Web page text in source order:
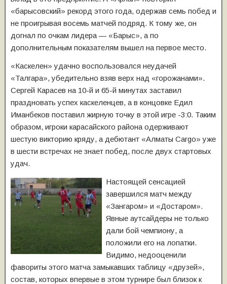
«барысовский» рекорд этого года, одержав семь побед и
не проигрывая восемь матчей подряд. К тому же, он
догнал по очкам лидера — «Барыс», а по
дополнительным показателям вышел на первое место.
«Каскелен» удачно воспользовался неудачей
«Талгара», убедительно взяв верх над «горожанами».
Сергей Карасев на 10-й и 65-й минутах заставил
праздновать успех каскеленцев, а в концовке Едил
Иманбеков поставил жирную точку в этой игре -3:0. Таким
образом, игроки карасайского района одерживают
шестую викторию кряду, а дебютант «Алматы Cargo» уже
в шести встречах не знает побед, после двух стартовых
удач.
Настоящей сенсацией
завершился матч между
«Зангаром» и «Достаром».
Явные аутсайдеры не только
дали бой чемпиону, а
положили его на лопатки.
Видимо, недооценили
фавориты этого матча замыкавших таблицу «друзей»,
состав, которых впервые в этом турнире был близок к